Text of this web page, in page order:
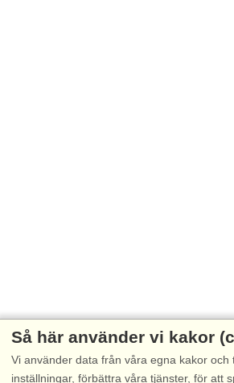
Så här använder vi kakor
Vi använder data från våra egna kakor
inställningar, förbättra våra tjänster, för att